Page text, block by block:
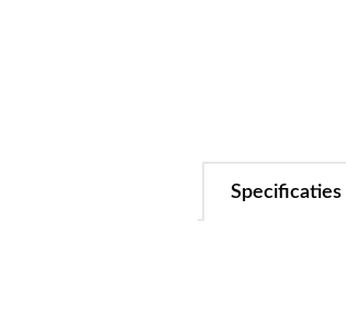
Specificaties